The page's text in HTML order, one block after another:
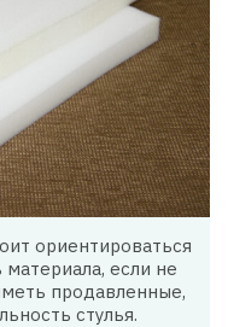
ориентироваться
если не
продавленные,
стулья.